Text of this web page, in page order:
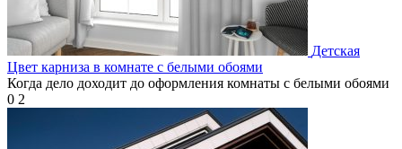
Детская
Цвет карниза в комнате с белыми обоями
Когда дело доходит до оформления комнаты с белыми обоями
0 2